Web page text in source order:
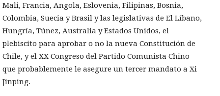
Mali, Francia, Angola, Eslovenia, Filipinas, Bosnia,
Colombia, Suecia y Brasil y las legislativas de El Líbano,
Hungría, Túnez, Australia y Estados Unidos, el
plebiscito para aprobar o no la nueva Constitución de
Chile, y el XX Congreso del Partido Comunista Chino
que probablemente le asegure un tercer mandato a Xi
Jinping.